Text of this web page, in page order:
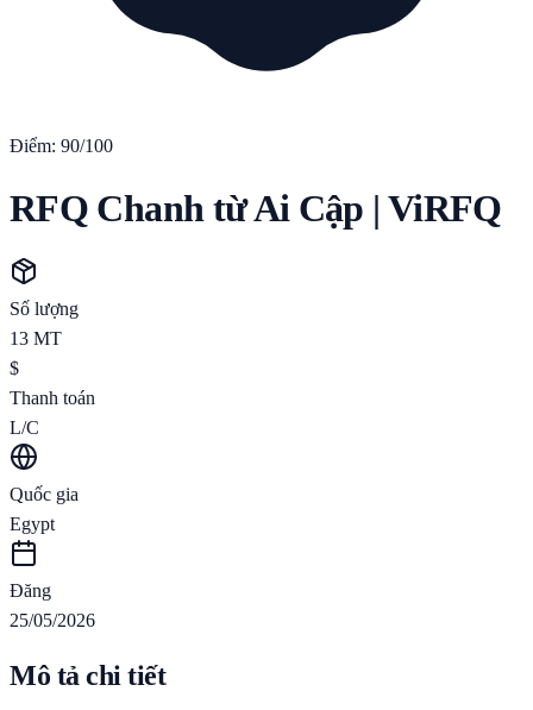
Điểm: 90/100
RFQ Chanh từ Ai Cập | ViRFQ
Số lượng
13 MT
$
Thanh toán
L/C
Quốc gia
Egypt
Đăng
25/05/2026
Mô tả chi tiết